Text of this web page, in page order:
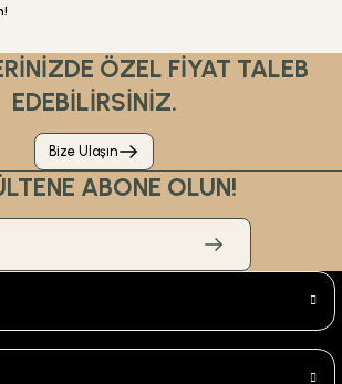
ÖZEL FİYAT TALEB
EDEBİLİRSİNİZ.
Bize Ulaşın
ABONE OLUN!